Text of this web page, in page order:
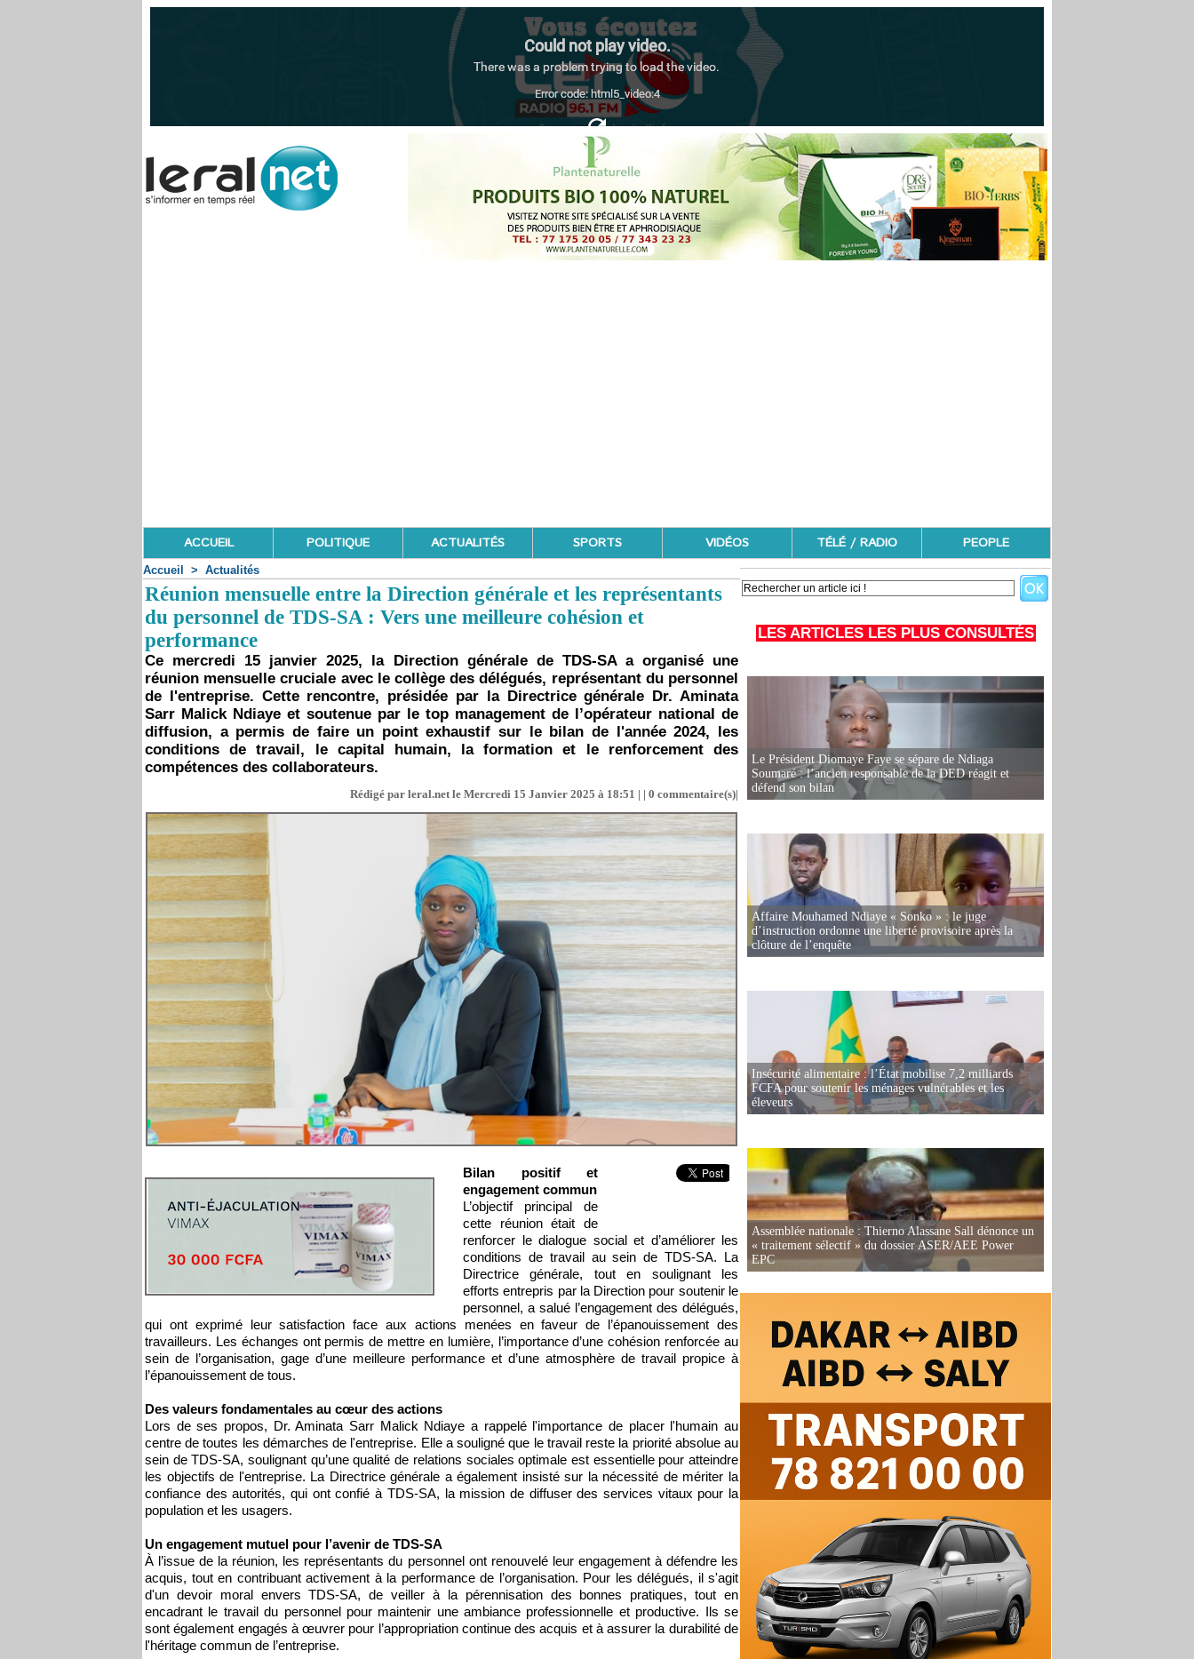
ACCUEIL POLITIQUE ACTUALITÉS SPORTS VIDÉOS TÉLÉ / RADIO PEOPLE
Accueil > Actualités
Réunion mensuelle entre la Direction générale et les représentants
du personnel de TDS-SA : Vers une meilleure cohésion et
performance
Ce mercredi 15 janvier 2025, la Direction générale de TDS-SA a organisé une
réunion mensuelle cruciale avec le collège des délégués, représentant du personnel
de l'entreprise. Cette rencontre, présidée par la Directrice générale Dr. Aminata
Sarr Malick Ndiaye et soutenue par le top management de l’opérateur national de
diffusion, a permis de faire un point exhaustif sur le bilan de l'année 2024, les
conditions de travail, le capital humain, la formation et le renforcement des
compétences des collaborateurs.
Rédigé par leral.net le Mercredi 15 Janvier 2025 à 18:51 | | 0 commentaire(s)|
Bilan positif et
engagement commun
L’objectif principal de
cette réunion était de
renforcer le dialogue social et d’améliorer les
conditions de travail au sein de TDS-SA. La
Directrice générale, tout en soulignant les
efforts entrepris par la Direction pour soutenir le
personnel, a salué l’engagement des délégués,
qui ont exprimé leur satisfaction face aux actions menées en faveur de l’épanouissement des
travailleurs. Les échanges ont permis de mettre en lumière, l’importance d’une cohésion renforcée au
sein de l’organisation, gage d’une meilleure performance et d’une atmosphère de travail propice à
l’épanouissement de tous.
Des valeurs fondamentales au cœur des actions
Lors de ses propos, Dr. Aminata Sarr Malick Ndiaye a rappelé l'importance de placer l'humain au
centre de toutes les démarches de l'entreprise. Elle a souligné que le travail reste la priorité absolue au
sein de TDS-SA, soulignant qu’une qualité de relations sociales optimale est essentielle pour atteindre
les objectifs de l'entreprise. La Directrice générale a également insisté sur la nécessité de mériter la
confiance des autorités, qui ont confié à TDS-SA, la mission de diffuser des services vitaux pour la
population et les usagers.
Un engagement mutuel pour l’avenir de TDS-SA
À l’issue de la réunion, les représentants du personnel ont renouvelé leur engagement à défendre les
acquis, tout en contribuant activement à la performance de l’organisation. Pour les délégués, il s'agit
d'un devoir moral envers TDS-SA, de veiller à la pérennisation des bonnes pratiques, tout en
encadrant le travail du personnel pour maintenir une ambiance professionnelle et productive. Ils se
sont également engagés à œuvrer pour l’appropriation continue des acquis et à assurer la durabilité de
l'héritage commun de l’entreprise.
LES ARTICLES LES PLUS CONSULTÉS
Le Président Diomaye Faye se sépare de Ndiaga
Soumaré : l’ancien responsable de la DED réagit et
défend son bilan
Affaire Mouhamed Ndiaye « Sonko » : le juge
d’instruction ordonne une liberté provisoire après la
clôture de l’enquête
Insécurité alimentaire : l’État mobilise 7,2 milliards
FCFA pour soutenir les ménages vulnérables et les
éleveurs
Assemblée nationale : Thierno Alassane Sall dénonce un
« traitement sélectif » du dossier ASER/AEE Power
EPC